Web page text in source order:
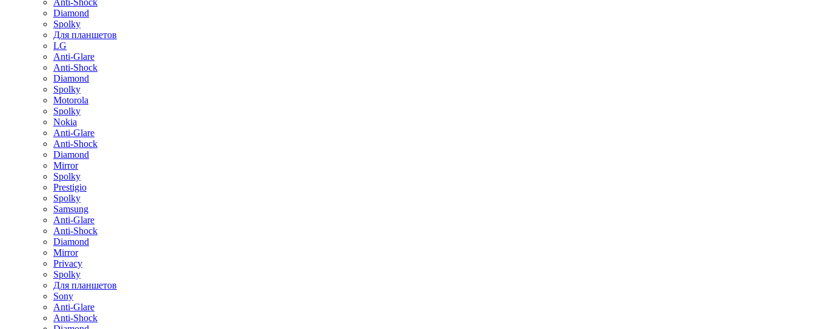
Anti-Shock
Diamond
Spolky
Для планшетов
LG
Anti-Glare
Anti-Shock
Diamond
Spolky
Motorola
Spolky
Nokia
Anti-Glare
Anti-Shock
Diamond
Mirror
Spolky
Prestigio
Spolky
Samsung
Anti-Glare
Anti-Shock
Diamond
Mirror
Privacy
Spolky
Для планшетов
Sony
Anti-Glare
Anti-Shock